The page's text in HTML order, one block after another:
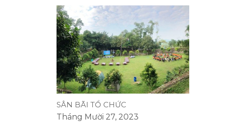
SÂN BÃI TỔ CHỨC
Tháng Mười 27, 2023